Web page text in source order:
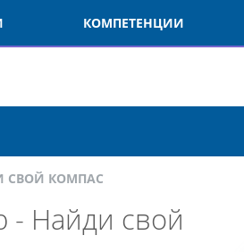
КОМПЕТЕНЦИИ
КОМПАС
Найди свой